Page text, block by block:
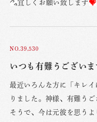
宜しくお願い致します
NO.39,530
いつも有難うござい
最近いろんな方に「キレ
りました。神様、有難う
そうで、今は元彼を思う